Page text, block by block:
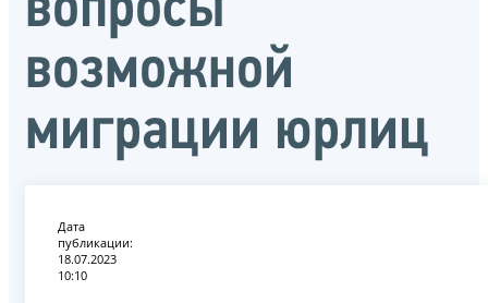
возможной
миграции юрлиц
Дата
публикации:
18.07.2023
10:10